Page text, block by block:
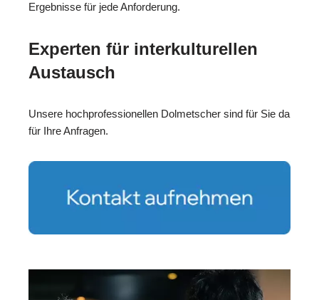
Ergebnisse für jede Anforderung.
Experten für interkulturellen
Austausch
Unsere hochprofessionellen Dolmetscher sind für Sie da
für Ihre Anfragen.